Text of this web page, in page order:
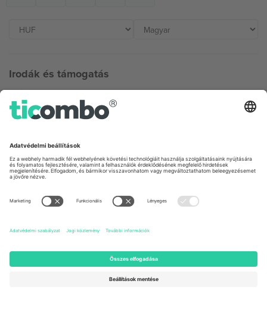
Irodák és támogatás
Germany
Unter den Linden 24, 10117
167 City Road, London, Greater
United States
131 Continental Dr, Suite 305,
Newark, Delaware 19713, United
States
Switzerland
Engelberg, Switzerland
Bulgaria
Regus Sofia City West, bul
United Arab Emirates
UAE Dubai Silicon Oasis, DDP
Building A1, Office 302, Dubai,